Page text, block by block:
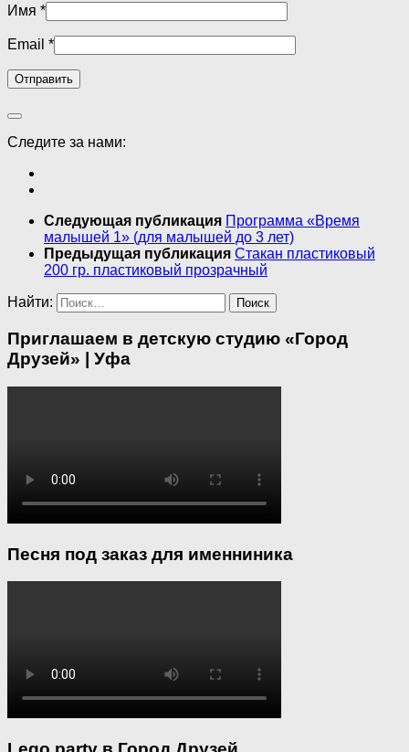
Имя *
Email *
Следите за нами:
Следующая публикация Программа «Время
малышей 1» (для малышей до 3 лет)
Предыдущая публикация Стакан пластиковый
200 гр. пластиковый прозрачный
Найти:
Приглашаем в детскую студию «Город
Друзей» | Уфа
Песня под заказ для именниника